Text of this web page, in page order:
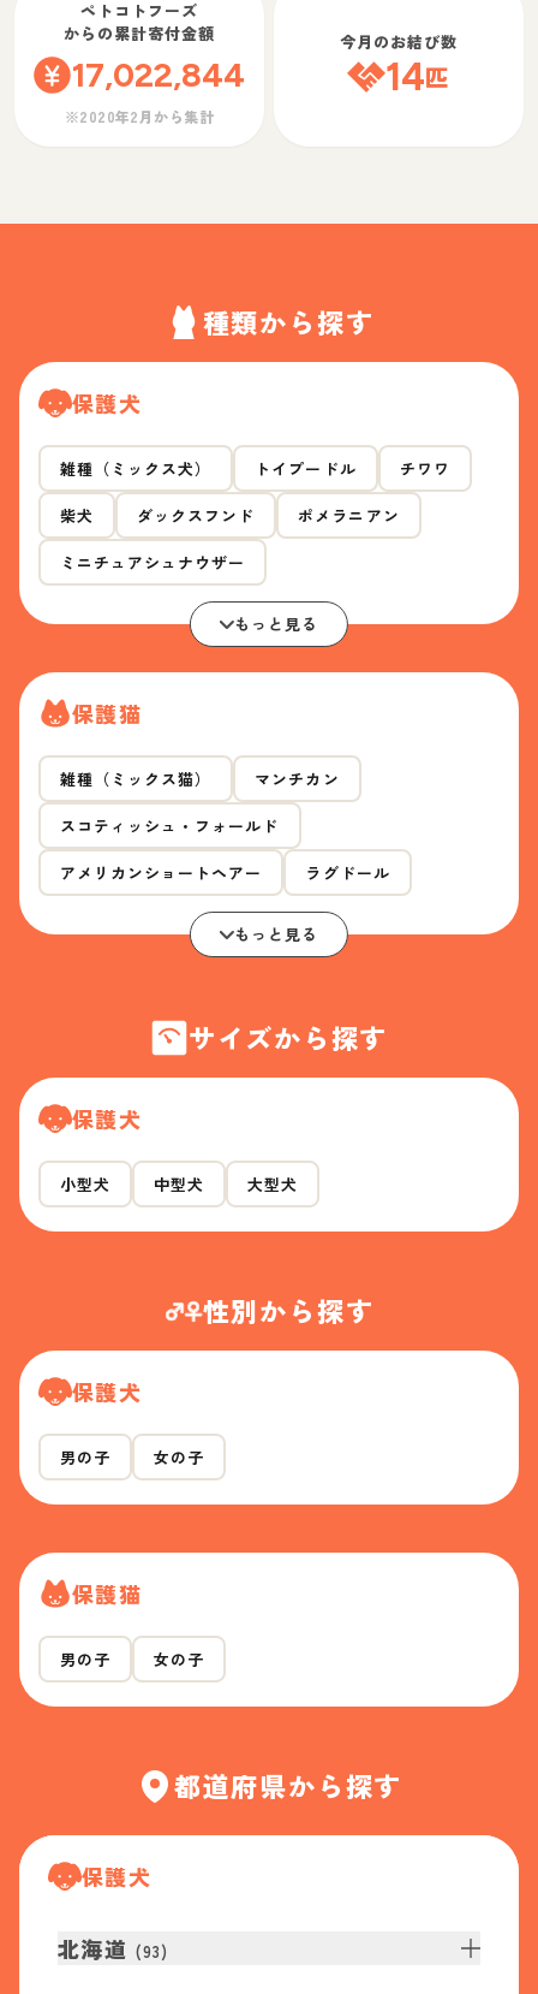
ペトコトフーズ
からの累計寄付金額
17,022,844
※2020年2月から集計
今月のお結び数
14匹
種類から探す
保護犬
雑種（ミックス犬） トイプードル チワワ
柴犬 ダックスフンド ポメラニアン
ミニチュアシュナウザー
もっと見る
保護猫
雑種（ミックス猫） マンチカン
スコティッシュ・フォールド
アメリカンショートヘアー ラグドール
もっと見る
サイズから探す
保護犬
小型犬 中型犬 大型犬
性別から探す
保護犬
男の子 女の子
保護猫
男の子 女の子
都道府県から探す
保護犬
北海道 (93)